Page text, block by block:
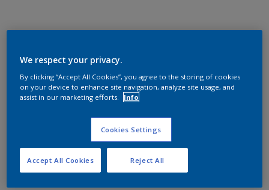
We respect your privacy.
By clicking “Accept All Cookies”, you agree to the storing of cookies
on your device to enhance site navigation, analyze site usage, and
assist in our marketing efforts.
Info
Cookies Settings
Reject All
Accept All Cookies